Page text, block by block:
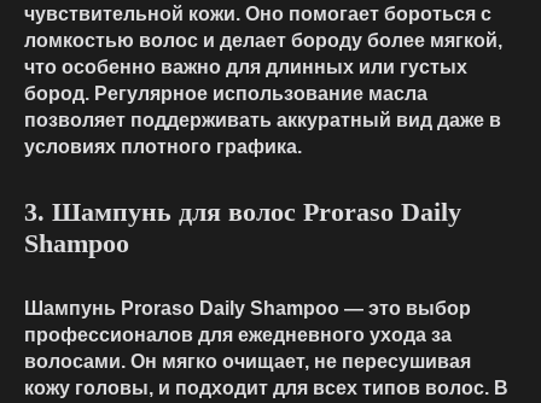
чувствительной кожи. Оно помогает бороться с
ломкостью волос и делает бороду более мягкой,
что особенно важно для длинных или густых
бород. Регулярное использование масла
позволяет поддерживать аккуратный вид даже в
условиях плотного графика.
3. Шампунь для волос Proraso Daily
Shampoo
Шампунь Proraso Daily Shampoo — это выбор
профессионалов для ежедневного ухода за
волосами. Он мягко очищает, не пересушивая
кожу головы, и подходит для всех типов волос. В